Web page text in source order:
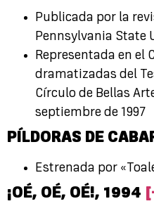
Publicada por la
Pennsylvania State
Representada en el
dramatizadas del
Círculo de Bellas
septiembre de 1997
PÍLDORAS DE
Estrenada por
¡OÉ, OÉ, OÉ!, 1994